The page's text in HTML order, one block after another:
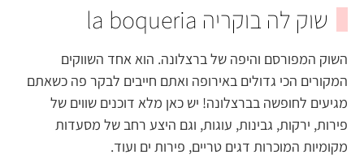
שוק לה בוקריה la boqueria
השוק המפורסם והיפה של ברצלונה. הוא אחד השווקים
המקורים הכי גדולים באירופה ואתם חייבים לבקר פה כשאתם
מגיעים לחופשה בברצלונה! יש כאן מלא דוכנים שווים של
פירות, ירקות, גבינות, עוגות, וגם היצע רחב של מסעדות
מקומיות המוכרות דגים טריים, פירות ים ועוד.